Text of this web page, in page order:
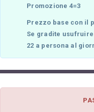
Promozione 4=3
Prezzo base con il
Se gradite
22 a persona al